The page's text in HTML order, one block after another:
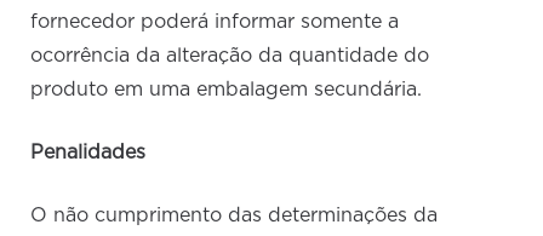
fornecedor poderá informar somente a
ocorrência da alteração da quantidade do
produto em uma embalagem secundária.
Penalidades
O não cumprimento das determinações da